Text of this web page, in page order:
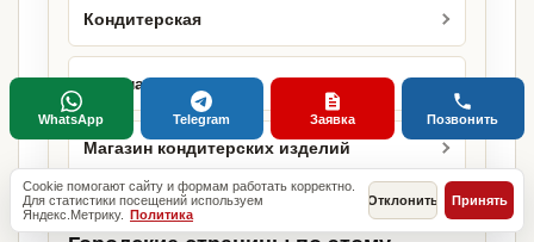
Кондитерская
Кулинария
Магазин кондитерских изделий
Cookie помогают сайту и формам работать корректно.
Для статистики посещений используем
Яндекс.Метрику. Политика
Отклонить Принять
WhatsApp Telegram Заявка Позвонить